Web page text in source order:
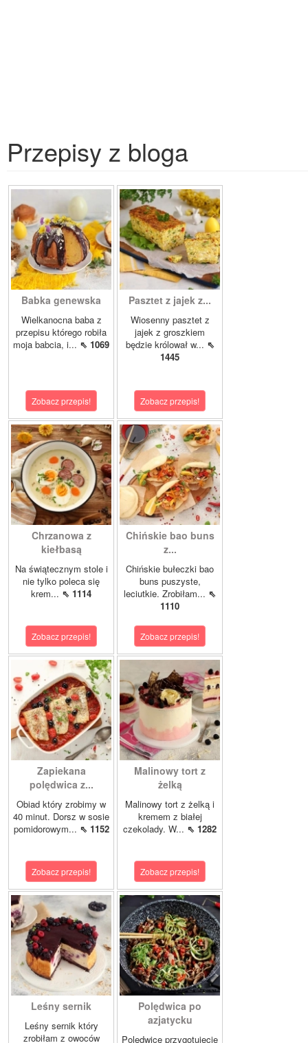
Przepisy z bloga
Babka genewska
Wielkanocna baba z
przepisu którego robiła
moja babcia, i... ⇖ 1069
Zobacz przepis!
Pasztet z jajek z...
Wiosenny pasztet z
jajek z groszkiem
będzie królował w... ⇖
1445
Zobacz przepis!
Chrzanowa z
kiełbasą
Na świątecznym stole i
nie tylko poleca się
krem... ⇖ 1114
Zobacz przepis!
Chińskie bao buns
z...
Chińskie bułeczki bao
buns puszyste,
leciutkie. Zrobiłam... ⇖
1110
Zobacz przepis!
Zapiekana
polędwica z...
Obiad który zrobimy w
40 minut. Dorsz w sosie
pomidorowym... ⇖ 1152
Zobacz przepis!
Malinowy tort z
żelką
Malinowy tort z żelką i
kremem z białej
czekolady. W... ⇖ 1282
Zobacz przepis!
Leśny sernik
Leśny sernik który
zrobiłam z owoców
Polędwica po
azjatycku
Polędwicę przygotujecie